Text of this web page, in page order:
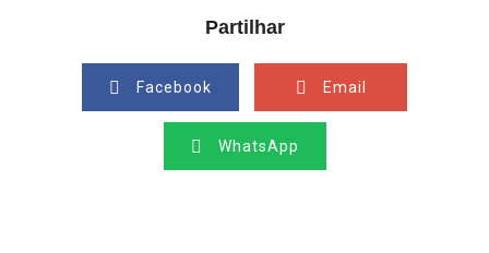
Partilhar
Facebook Email
WhatsApp